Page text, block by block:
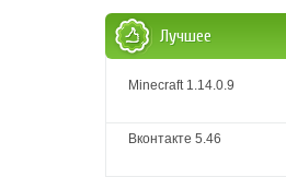
Лучшее
Minecraft 1.14.0.9
Вконтакте 5.46